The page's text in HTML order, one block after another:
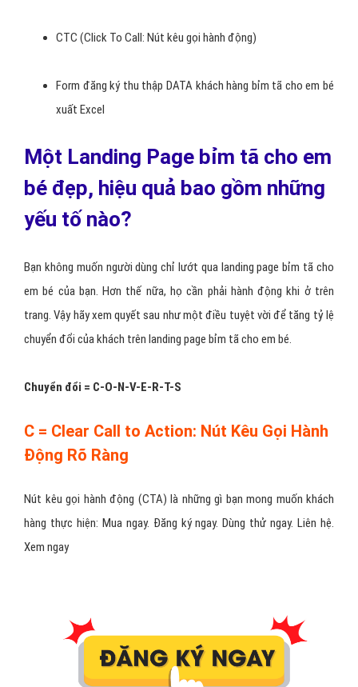
CTC (Click To Call: Nút kêu gọi hành động)
Form đăng ký thu thập DATA khách hàng bỉm tã cho em bé
xuất Excel
Một Landing Page bỉm tã cho em
bé đẹp, hiệu quả bao gồm những
yếu tố nào?
Bạn không muốn người dùng chỉ lướt qua landing page bỉm tã cho
em bé của bạn. Hơn thế nữa, họ cần phải hành động khi ở trên
trang. Vậy hãy xem quyết sau như một điều tuyệt vời để tăng tỷ lệ
chuyển đổi của khách trên landing page bỉm tã cho em bé.
Chuyển đổi = C-O-N-V-E-R-T-S
C = Clear Call to Action: Nút Kêu Gọi Hành
Động Rõ Ràng
Nút kêu gọi hành động (CTA) là những gì bạn mong muốn khách
hàng thực hiện: Mua ngay. Đăng ký ngay. Dùng thử ngay. Liên hệ.
Xem ngay